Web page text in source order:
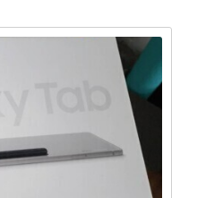
พท์มือถือ / สมาร์ตโฟน (iPhone,
นำ โน้ตบุ๊ก / คอมพิวเตอร์ /
เครื่องใช้ไฟฟ้าเล็ก / เครื่องใช้
ป / กล้องดิจิตอล / อุปกรณ์ถ่ายภาพ
แต่ละประเภท ประเมินราคาตาม
ห้ราคาสูง พร้อมจ่ายเงินสดทันใจ
งจรปิด CCTV ทุกมุม ห้องนิรภัย
กันความเสียหาย / ความสูญหาย
ำหรับผู้ใช้บริการ เก็บสลิป /
รี่นานนับเดือน ไถ่ถอนก่อนหมด
เภทอย่าง ครบวงจร จ่ายเงินสด
วิทยาลัย จ่ายเงินสดทันที ไม่รอ
ารรับจำนำที่เชื่อถือได้ใน
ช้ไฟฟ้า และสินทรัพย์มีค่าอื่น ๆ
เมื่อคุณต้องการเงินด่วน เราที่
ระเภทอย่างครบวงจร — ไม่ว่าจะ
า หรือ สินทรัพย์มีค่าอื่น ๆ —
สูง และจ่ายเงินสดรวดเร็วภายใน
งใส ปลอดภัย เชื่อถือได้ การดูแล